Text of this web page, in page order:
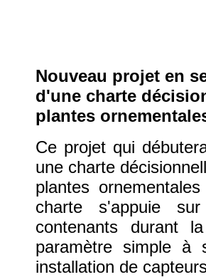
Nouveau projet en
d'une charte
plantes
Ce projet qui
une charte
plantes
charte s'appuie
contenants durant
paramètre simple à
installation de